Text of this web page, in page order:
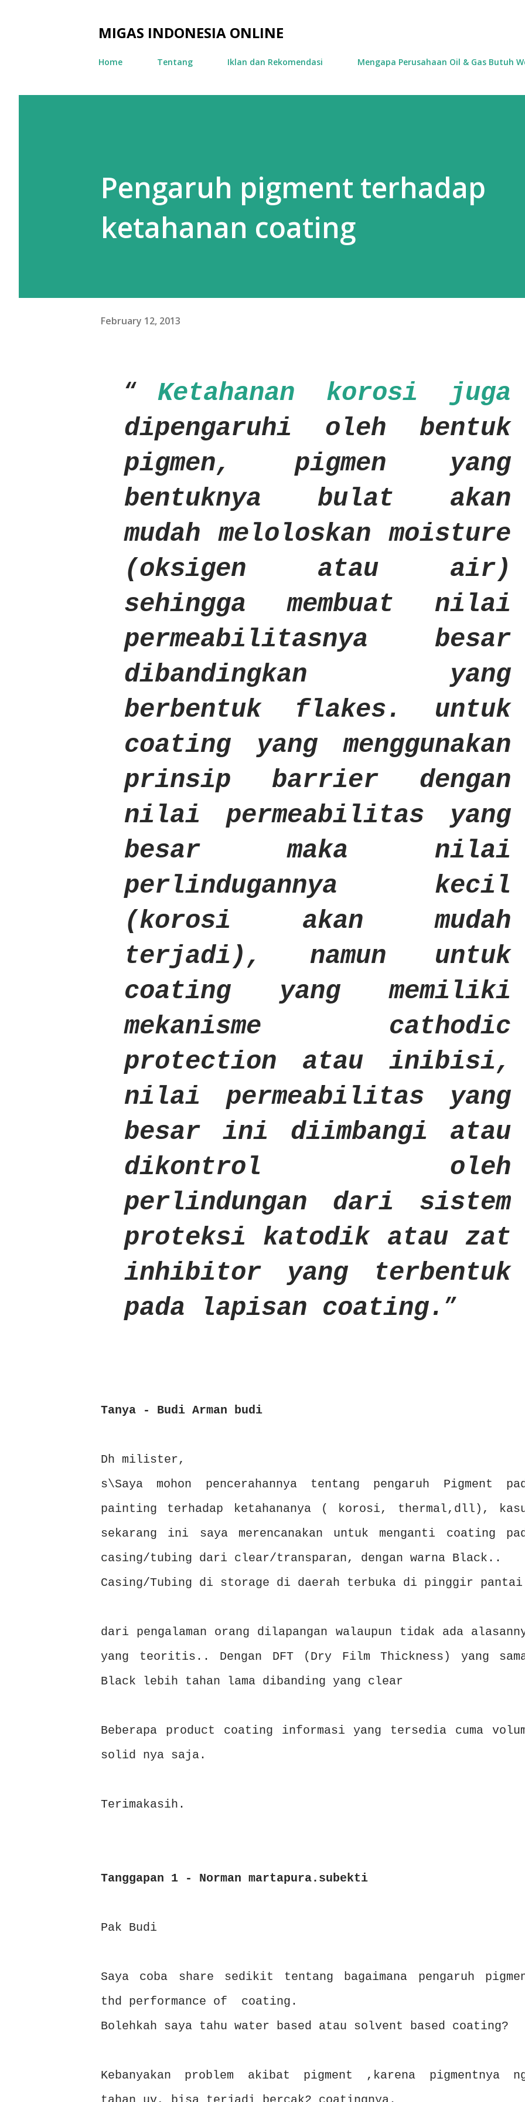
MIGAS INDONESIA ONLINE
Home Tentang Iklan dan Rekomendasi Mengapa Perusahaan Oil & Gas Butuh
Pengaruh pigment terhadap
ketahanan coating
February 12, 2013
Ketahanan korosi juga
dipengaruhi oleh bentuk
pigmen, pigmen yang
bentuknya bulat akan
mudah meloloskan moisture
(oksigen atau air)
sehingga membuat nilai
permeabilitasnya besar
dibandingkan yang
berbentuk flakes. untuk
coating yang menggunakan
prinsip barrier dengan
nilai permeabilitas yang
besar maka nilai
perlindugannya kecil
(korosi akan mudah
terjadi), namun untuk
coating yang memiliki
mekanisme cathodic
protection atau inibisi,
nilai permeabilitas yang
besar ini diimbangi atau
dikontrol oleh
perlindungan dari sistem
proteksi katodik atau zat
inhibitor yang terbentuk
pada lapisan coating.
Tanya - Budi Arman budi
Dh milister,
s\Saya mohon pencerahannya tentang pengaruh Pigment
painting terhadap ketahananya ( korosi, thermal,dll),
sekarang ini saya merencanakan untuk menganti coating
casing/tubing dari clear/transparan, dengan warna Black..
Casing/Tubing di storage di daerah terbuka di pinggir
dari pengalaman orang dilapangan walaupun tidak ada
yang teoritis.. Dengan DFT (Dry Film Thickness) yang
Black lebih tahan lama dibanding yang clear
Beberapa product coating informasi yang tersedia cuma
solid nya saja.
Terimakasih.
Tanggapan 1 - Norman martapura.subekti
Pak Budi
Saya coba share sedikit tentang bagaimana pengaruh
thd performance of coating.
Bolehkah saya tahu water based atau solvent based coating?
Kebanyakan problem akibat pigment ,karena pigmentnya